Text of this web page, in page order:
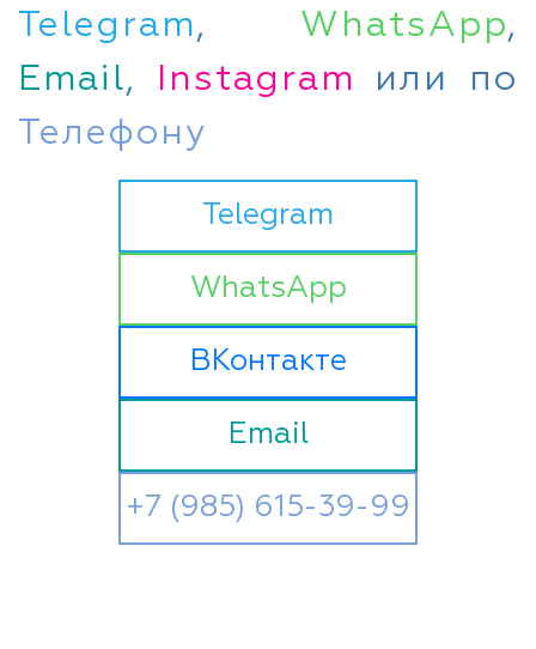
Telegram, WhatsApp,
Email, Instagram или по
Телефону
Telegram
WhatsApp
ВКонтакте
Email
+7 (985) 615-39-99